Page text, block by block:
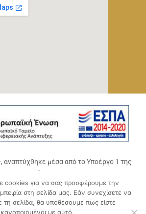
αναπτύχθηκε μέσα από το Υποέργο 1 της
πράξης
Επιχειρηματικότητας του
Αχαΐας» (ΟΠΣ 5045300),
«Δυτική Ελλάδα 2014-2020».
cookies για να σας προσφέρουμε την
στη σελίδα μας. Εάν συνεχίσετε να
τη σελίδα, θα υποθέσουμε πως είστε
ικανοποιημένοι με αυτό.